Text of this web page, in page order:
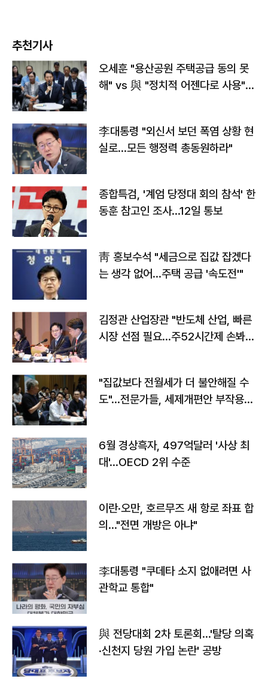
추천기사
오세훈 "용산공원 주택공급 동의 못
해" vs 與 "정치적 어젠다로 사용"
李대통령 "외신서 보던 폭염 상황 현
실로…모든 행정력 총동원하라"
종합특검, '계엄 당정대 회의 참석' 한
동훈 참고인 조사...12일 통보
靑 홍보수석 "세금으로 집값 잡겠다
는 생각 없어…주택 공급 '속도전'"
김정관 산업장관 "반도체 산업, 빠른
시장 선점 필요…주52시간제 손봐
"집값보다 전월세가 더 불안해질 수
도"…전문가들, 세제개편안 부작용
6월 경상흑자, 497억달러 '사상 최
대'…OECD 2위 수준
이란·오만, 호르무즈 새 항로 좌표 합
의…"전면 개방은 아냐"
李대통령 "쿠데타 소지 없애려면 사
관학교 통합"
與 전당대회 2차 토론회…'탈당 의혹
·신천지 당원 가입 논란' 공방